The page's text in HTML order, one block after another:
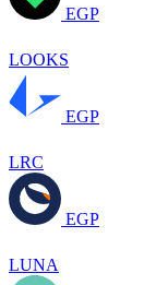
EGP
LOOKS
EGP
LRC
EGP
LUNA